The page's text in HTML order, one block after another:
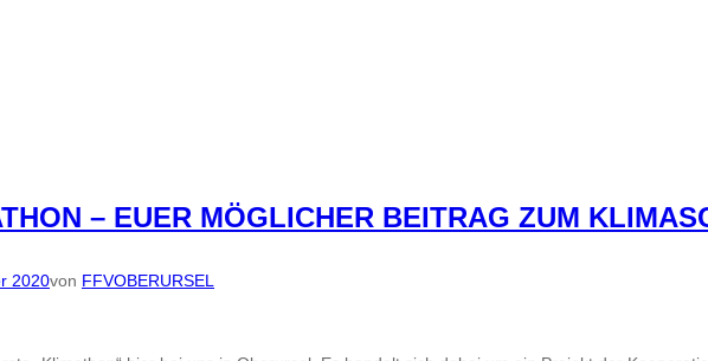
– EUER MÖGLICHER BEITRAG ZUM
2020von FFVOBERURSEL